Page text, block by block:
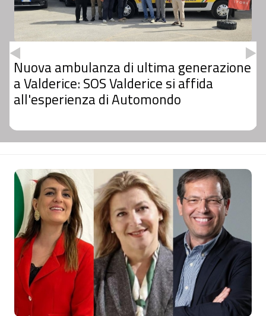
Nuova ambulanza di ultima generazione
a Valderice: SOS Valderice si affida
all'esperienza di Automondo
Sezione
Notizie